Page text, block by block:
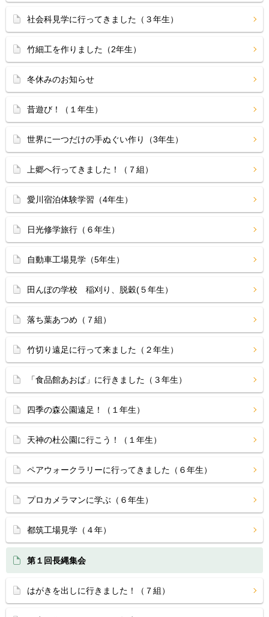
社会科見学に行ってきました（３年生）
竹細工を作りました（2年生）
冬休みのお知らせ
昔遊び！（１年生）
世界に一つだけの手ぬぐい作り（3年生）
上郷へ行ってきました！（７組）
愛川宿泊体験学習（4年生）
日光修学旅行（６年生）
自動車工場見学（5年生）
田んぼの学校 稲刈り、脱穀(５年生）
落ち葉あつめ（７組）
竹切り遠足に行って来ました（２年生）
「食品館あおば」に行きました（３年生）
四季の森公園遠足！（１年生）
天神の杜公園に行こう！（１年生）
ペアウォークラリーに行ってきました（６年生）
プロカメラマンに学ぶ（６年生）
都筑工場見学（４年）
第１回長縄集会
はがきを出しに行きました！（７組）